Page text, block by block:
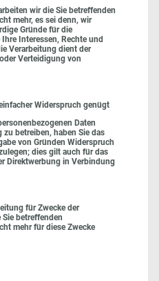
wir die Sie betreffenden
mehr, es sei denn, wir
Gründe für die
Interessen, Rechte und
Verarbeitung dient der
Verteidigung von
Widerspruch genügt
Daten
betreiben, haben Sie das
von Gründen Widerspruch
dies gilt auch für das
Direktwerbung in Verbindung
für Zwecke der
betreffenden
mehr für diese Zwecke